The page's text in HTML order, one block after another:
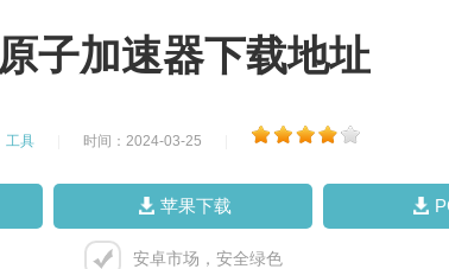
原子加速器下载地址
工具 时间：2024-03-25
苹果下载
安卓市场，安全绿色